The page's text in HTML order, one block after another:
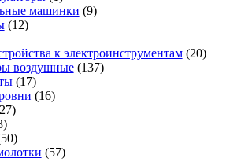
машинки (9)
(12)
к электроинструментам (20)
воздушные (137)
(17)
(16)
(57)